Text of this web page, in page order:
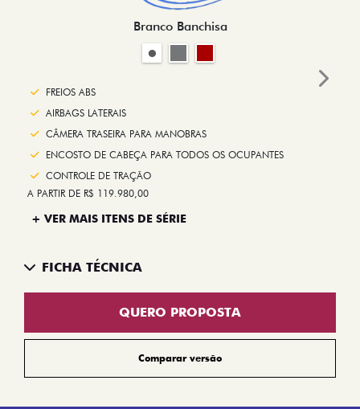
Branco Banchisa
FREIOS ABS
AIRBAGS LATERAIS
CÂMERA TRASEIRA PARA MANOBRAS
ENCOSTO DE CABEÇA PARA TODOS OS OCUPANTES
CONTROLE DE TRAÇÃO
A PARTIR DE R$ 119.980,00
+ VER MAIS ITENS DE SÉRIE
FICHA TÉCNICA
QUERO PROPOSTA
Comparar versão
Next